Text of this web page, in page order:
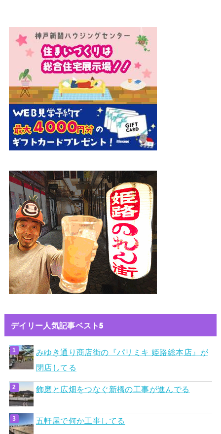
デイリー人気記事ベスト5
みゆき通り商店街の『パリミキ 姫路総本店』が
閉店してる
飾磨と広畑をつなぐ新橋の工事が進んでる
五軒屋で何か工事してる